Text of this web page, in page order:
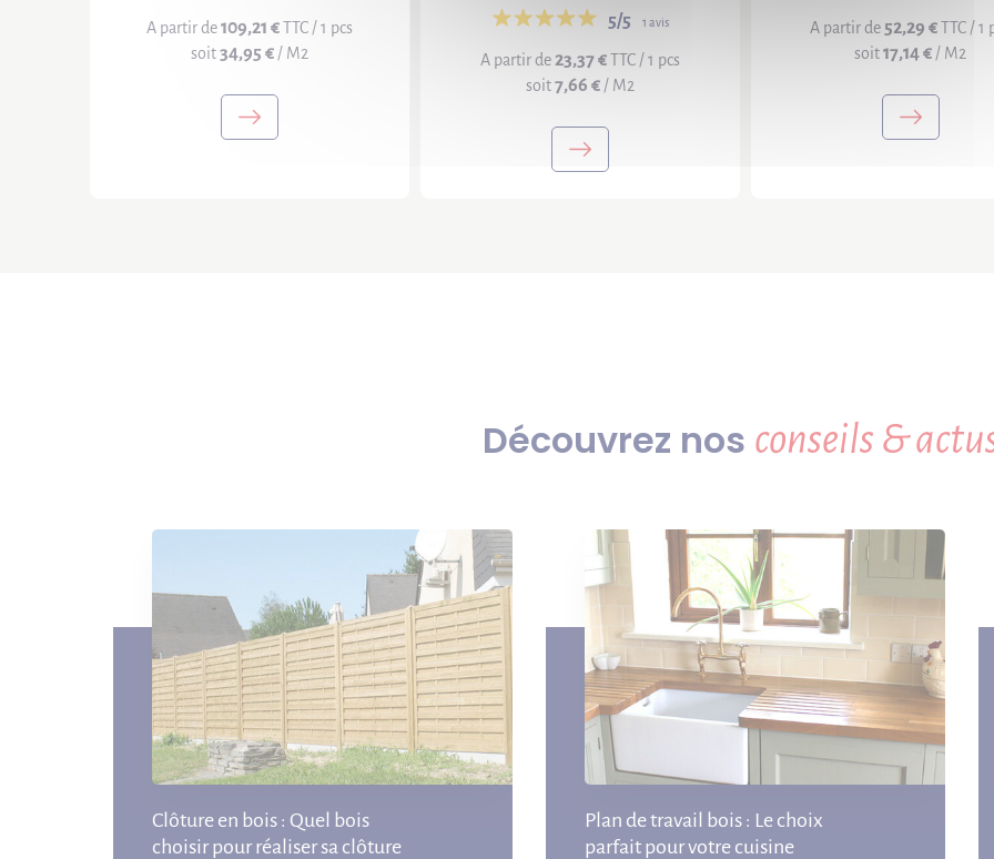
A partir de109,21 €TTC / 1 pcs
soit34,95 € / M2
5/5 1 avis
A partir de23,37 €TTC / 1 pcs
soit7,66 € / M2
A partir de 52,29 €TTC / 1
soit17,14 € / M2
Découvrez nos conseils &
Clôture en bois : Quel bois
choisir pour réaliser sa clôture
Plan de travail bois : Le choix
parfait pour votre cuisine